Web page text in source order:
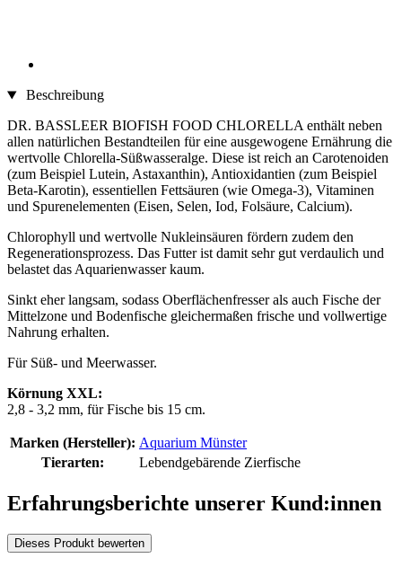
Beschreibung
DR. BASSLEER BIOFISH FOOD CHLORELLA enthält neben
allen natürlichen Bestandteilen für eine ausgewogene Ernährung die
wertvolle Chlorella-Süßwasseralge. Diese ist reich an Carotenoiden
(zum Beispiel Lutein, Astaxanthin), Antioxidantien (zum Beispiel
Beta-Karotin), essentiellen Fettsäuren (wie Omega-3), Vitaminen
und Spurenelementen (Eisen, Selen, Iod, Folsäure, Calcium).
Chlorophyll und wertvolle Nukleinsäuren fördern zudem den
Regenerationsprozess. Das Futter ist damit sehr gut verdaulich und
belastet das Aquarienwasser kaum.
Sinkt eher langsam, sodass Oberflächenfresser als auch Fische der
Mittelzone und Bodenfische gleichermaßen frische und vollwertige
Nahrung erhalten.
Für Süß- und Meerwasser.
Körnung XXL:
2,8 - 3,2 mm, für Fische bis 15 cm.
Marken (Hersteller): Aquarium Münster
Tierarten:
Lebendgebärende Zierfische
Erfahrungsberichte unserer Kund:innen
Dieses Produkt bewerten